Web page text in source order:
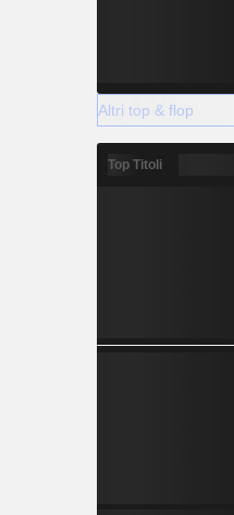
Altri top & flop
Top Titoli